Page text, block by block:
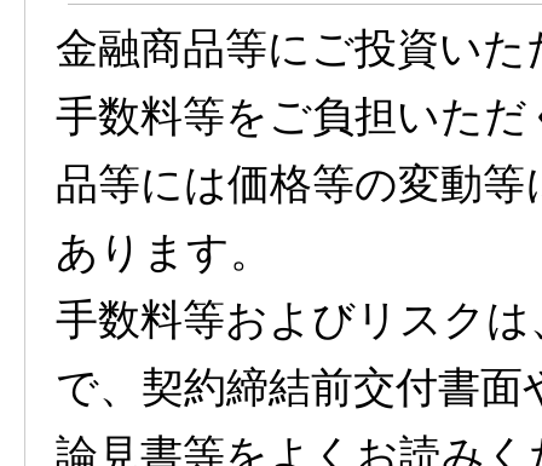
金融商品等にご投資い
手数料等をご負担いた
品等には価格等の変動
あります。
手数料等およびリスク
で、契約締結前交付書
論見書等をよくお読みく